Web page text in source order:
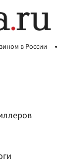
в России